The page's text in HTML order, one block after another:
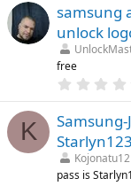
samsung
unlock
free
K
Samsung-
Kojonatu12
pass is